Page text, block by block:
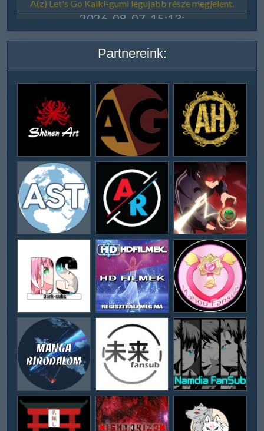
Partnereink: